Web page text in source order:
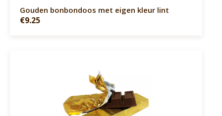
Gouden bonbondoos met eigen kleur lint
€9.25